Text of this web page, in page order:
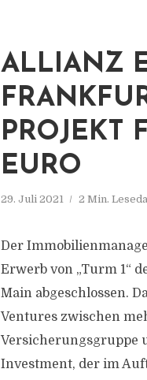
ALLIANZ
PROJEKT
EURO
29. Juli 2021 2 Min.
Der
Erwerb von „Turm 1“
Main abgeschlossen.
Ventures zwischen
Versicherungsgruppe
Investment, der im